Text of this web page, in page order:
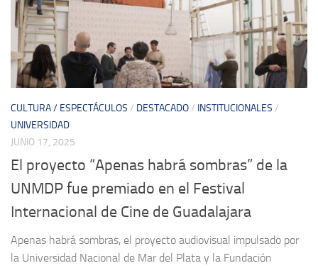
CULTURA / ESPECTÁCULOS / DESTACADO/ INSTITUCIONALES /
UNIVERSIDAD
JUNIO 17, 2025
El proyecto “Apenas habrá sombras” de la
UNMDP fue premiado en el Festival
Internacional de Cine de Guadalajara
Apenas habrá sombras, el proyecto audiovisual impulsado por
la Universidad Nacional de Mar del Plata y la Fundación